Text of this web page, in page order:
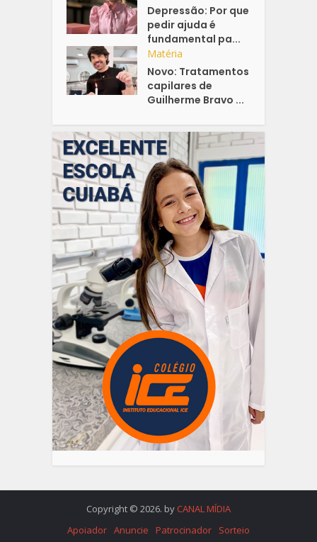
Depressão: Por que
pedir ajuda é
fundamental pa...
Matéria
Novo: Tratamentos
capilares de
Guilherme Bravo ...
Copyright © 2026. by CANAL MÍDIA
Apoiador Anuncie Patrocinador Sorteio